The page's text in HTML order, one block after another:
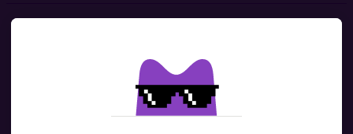
Lépj kapcsolatba velünk